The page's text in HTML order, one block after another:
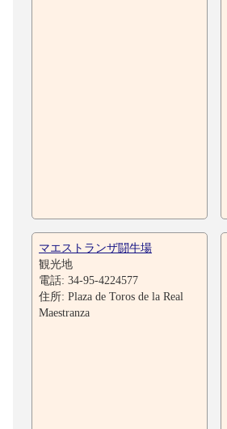
マエストランザ闘牛場
観光地
電話: 34-95-4224577
住所: Plaza de Toros de la Real
Maestranza